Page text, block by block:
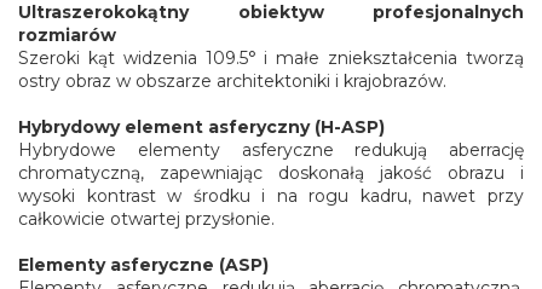
Ultraszerokokątny obiektyw profesjonalnych
rozmiarów
Szeroki kąt widzenia 109.5° i małe zniekształcenia tworzą
ostry obraz w obszarze architektoniki i krajobrazów.
Hybrydowy element asferyczny (H-ASP)
Hybrydowe elementy asferyczne redukują aberrację
chromatyczną, zapewniając doskonałą jakość obrazu i
wysoki kontrast w środku i na rogu kadru, nawet przy
całkowicie otwartej przysłonie.
Elementy asferyczne (ASP)